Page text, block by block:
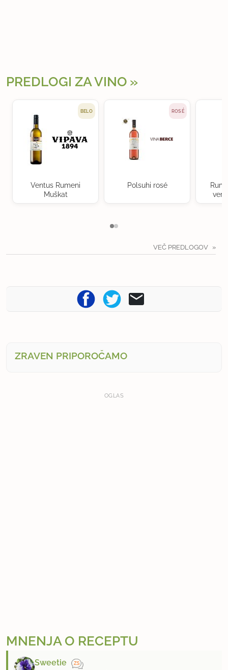
PREDLOGI ZA VINO
BELO
Ventus Rumeni
Muškat
ROSÉ
Polsuhi rosé
VEČ PREDLOGOV
ZRAVEN PRIPOROČAMO
OGLAS
MNENJA O RECEPTU
Sweetie